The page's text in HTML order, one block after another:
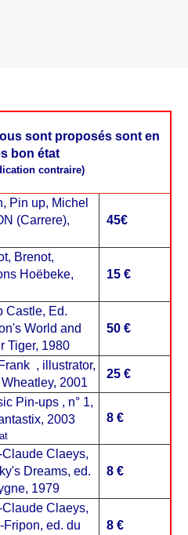
sont proposés sont en
bon état
contraire)
Pin up, Michel
(Carrere),
45€
Brenot,
Hoëbeke,
15 €
Castle, Ed.
World and
Tiger, 1980
50 €
Frank , illustrator,
Wheatley, 2001
25 €
Pin-ups , n° 1,
2003
8 €
Claeys,
Dreams, ed.
1979
8 €
Claeys,
Fripon, ed. du
8 €